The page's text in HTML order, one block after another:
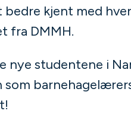
bedre kjent med
fra DMMH.
nye studentene i
som